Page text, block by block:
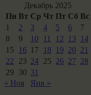
Декабрь 2025
Пн Вт Ср Чт Пт Сб Вс
1
2 3 4 5 6
7
8
9 10 11 12 13
14
15
16 17 18 19 20 21
22
23 24 25 26 27 28
29
30 31
« Ноя
Янв »